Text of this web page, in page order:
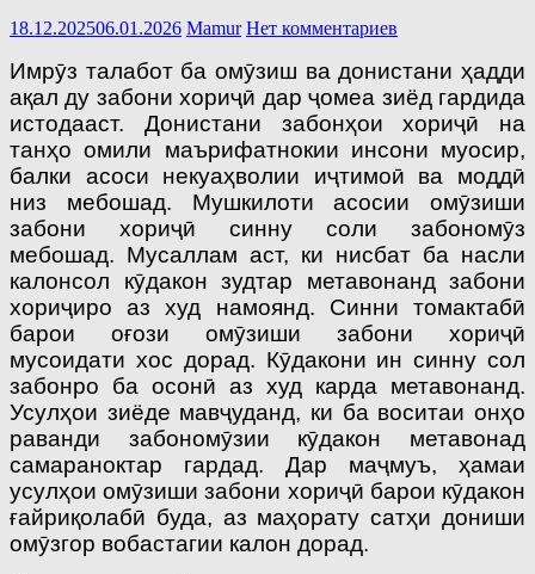
18.12.202506.01.2026 Mamur Нет комментариев
Имрӯз талабот ба омӯзиш ва донистани ҳадди
ақал ду забони хориҷӣ дар ҷомеа зиёд гардида
истодааст. Донистани забонҳои хориҷӣ на
танҳо омили маърифатнокии инсони муосир,
балки асоси некуаҳволии иҷтимоӣ ва моддӣ
низ мебошад. Мушкилоти асосии омӯзиши
забони хориҷӣ синну соли забономӯз
мебошад. Мусаллам аст, ки нисбат ба насли
калонсол кӯдакон зудтар метавонанд забони
хориҷиро аз худ намоянд. Синни томактабӣ
барои оғози омӯзиши забони хориҷӣ
мусоидати хос дорад. Кӯдакони ин синну сол
забонро ба осонӣ аз худ карда метавонанд.
Усулҳои зиёде мавҷуданд, ки ба воситаи онҳо
раванди забономӯзии кӯдакон метавонад
самараноктар гардад. Дар маҷмуъ, ҳамаи
усулҳои омӯзиши забони хориҷӣ барои кӯдакон
ғайриқолабӣ буда, аз маҳорату сатҳи дониши
омӯзгор вобастагии калон дорад.